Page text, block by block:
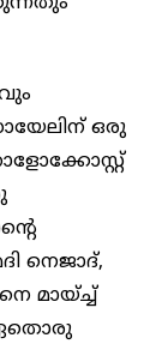
ഒരു
നെജാദ്,
മായ്ച്ച്
ഏതൊരു